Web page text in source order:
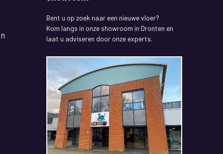
Bent u op zoek naar een nieuwe vloer?
Kom langs in onze showroom in Dronten en
laat u adviseren door onze experts.